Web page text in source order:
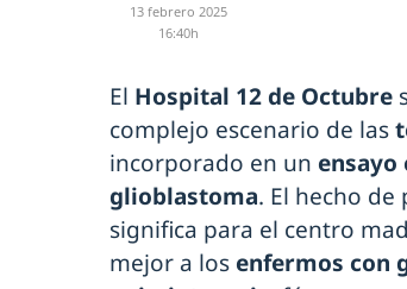
13 febrero 2025
16:40h
El Hospital 12 de Octubre
complejo escenario de las
incorporado en un
glioblastoma. El hecho
significa para el centro
mejor a los enfermos con